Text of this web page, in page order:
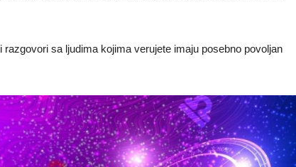
sa ljudima kojima verujete imaju posebno povoljan